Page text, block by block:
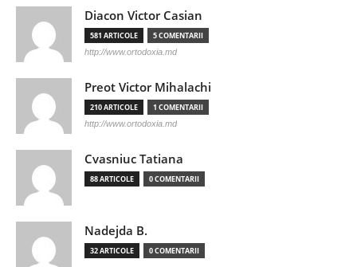
Diacon Victor Casian
581 ARTICOLE 5 COMENTARII
http://www.ortodoxia.md
Preot Victor Mihalachi
210 ARTICOLE 1 COMENTARII
http://www.ortodoxia.md
Cvasniuc Tatiana
88 ARTICOLE 0 COMENTARII
Nadejda B.
32 ARTICOLE 0 COMENTARII